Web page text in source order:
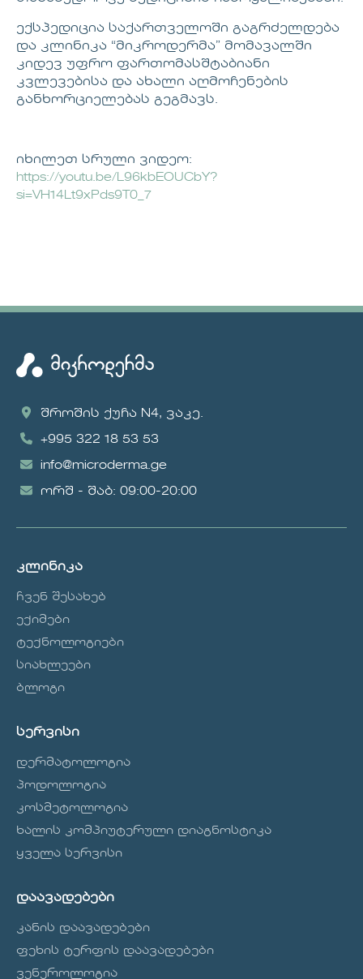
ექსპედიცია საქართველოში გაგრძელდება
და კლინიკა “მიკროდერმა” მომავალში
კიდევ უფრო ფართომასშტაბიანი
კვლევებისა და ახალი აღმოჩენების
განხორციელებას გეგმავს.
იხილეთ სრული ვიდეო:
https://youtu.be/L96kbEOUCbY?
si=VH14Lt9xPds9T0_7
შროშის ქუჩა N4, ვაკე.
+995 322 18 53 53
info@microderma.ge
ორშ - შაბ: 09:00-20:00
კლინიკა
ჩვენ შესახებ
ექიმები
ტექნოლოგიები
სიახლეები
ბლოგი
სერვისი
დერმატოლოგია
პოდოლოგია
კოსმეტოლოგია
ხალის კომპიუტერული დიაგნოსტიკა
ყველა სერვისი
დაავადებები
კანის დაავადებები
ფეხის ტერფის დაავადებები
ვენეროლოგია